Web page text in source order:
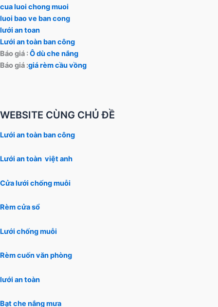
cua luoi chong muoi
luoi bao ve ban cong
lưới an toan
Lưới an toàn ban công
Báo giá :Ô dù che nắng
Báo giá :giá rèm cầu vồng
WEBSITE CÙNG CHỦ ĐỀ
Lưới an toàn ban công
Lưới an toàn việt anh
Cửa lưới chống muỗi
Rèm cửa sổ
Lưới chống muỗi
Rèm cuốn văn phòng
lưới an toàn
Bạt che nắng mưa